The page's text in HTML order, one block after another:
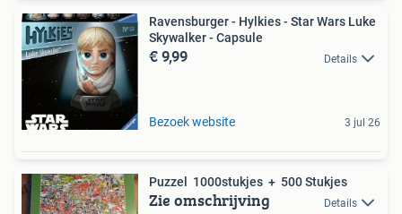
Ravensburger - Hylkies - Star Wars Luke
Skywalker - Capsule
€ 9,99 Details
Bezoek website 3 jul 26
Puzzel 1000stukjes + 500 Stukjes
Zie omschrijving Details